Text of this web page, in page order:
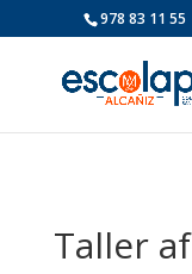
978 83 11 55
Taller